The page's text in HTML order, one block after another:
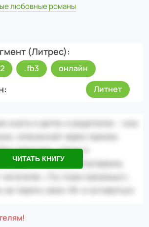
любовные романы
(Литрес)
.fb3 онлайн
Литнет
ЧИТАТЬ КНИГУ